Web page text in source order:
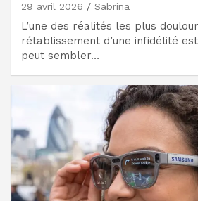
29 avril 2026 Sabrina
L’une des réalités les plus
rétablissement d’une infidélité
peut sembler…